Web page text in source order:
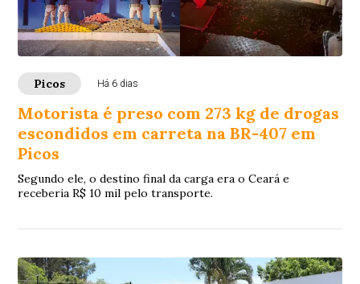
Picos Há 6 dias
Motorista é preso com 273 kg de drogas
escondidos em carreta na BR-407 em
Picos
Segundo ele, o destino final da carga era o Ceará e
receberia R$ 10 mil pelo transporte.